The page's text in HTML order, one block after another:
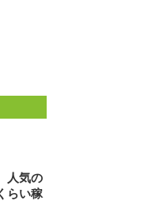
人気の
らい稼